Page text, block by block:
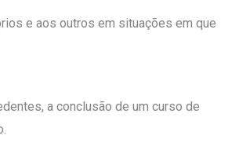
e aos outros em situações em que
a conclusão de um curso de